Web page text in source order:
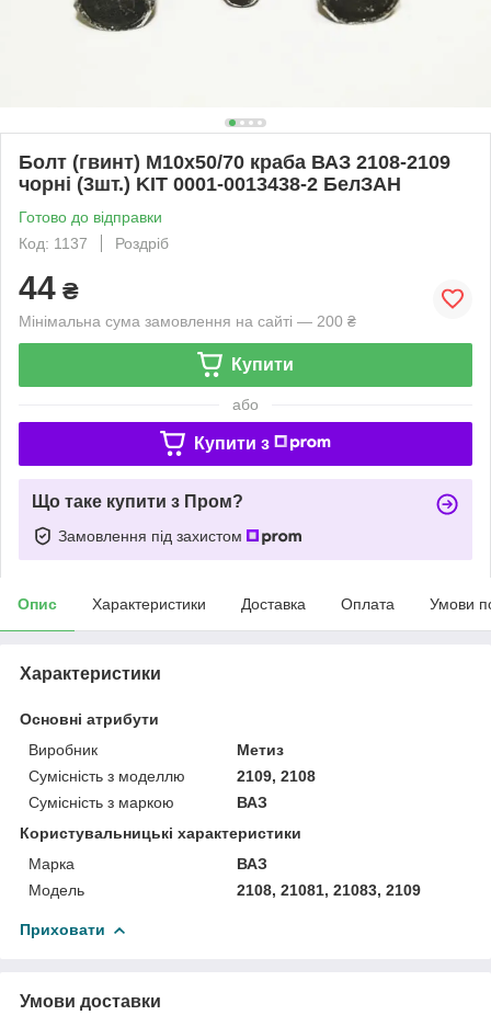
Болт (гвинт) М10х50/70 краба ВАЗ 2108-2109
чорні (3шт.) KIT 0001-0013438-2 БелЗАН
Готово до відправки
Код: 1137
Роздріб
44 ₴
Мінімальна сума замовлення на сайті — 200 ₴
Купити
або
Купити з
Що таке купити з Пром?
Замовлення під захистом
Опис Характеристики Доставка Оплата Умови
Характеристики
Основні атрибути
Виробник
Метиз
Сумісність з моделлю
2109, 2108
Сумісність з маркою
ВАЗ
Користувальницькі характеристики
Марка
ВАЗ
Мoдель
2108, 21081, 21083, 2109
Приховати
Умови доставки